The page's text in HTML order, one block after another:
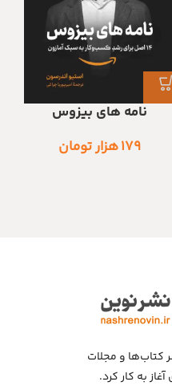
نامه های بیزوس
۱۷۹هزار تومان
در حوزهٔ نشر کتاب‌ها و مجلات
به کار کرد.